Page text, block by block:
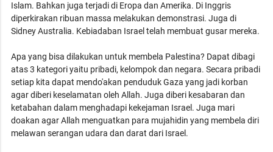
Islam. Bahkan juga terjadi di Eropa dan Amerika. Di Inggris
diperkirakan ribuan massa melakukan demonstrasi. Juga di
Sidney Australia. Kebiadaban Israel telah membuat gusar mereka.
Apa yang bisa dilakukan untuk membela Palestina? Dapat dibagi
atas 3 kategori yaitu pribadi, kelompok dan negara. Secara pribadi
setiap kita dapat mendo'akan penduduk Gaza yang jadi korban
agar diberi keselamatan oleh Allah. Juga diberi kesabaran dan
ketabahan dalam menghadapi kekejaman Israel. Juga mari
doakan agar Allah menguatkan para mujahidin yang membela diri
melawan serangan udara dan darat dari Israel.